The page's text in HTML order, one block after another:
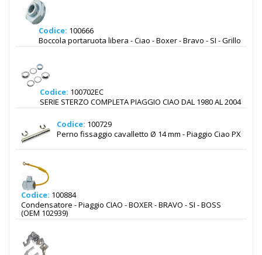
Codice: 100666
Boccola portaruota libera - Ciao - Boxer - Bravo - SI - Grillo
Codice: 100702EC
SERIE STERZO COMPLETA PIAGGIO CIAO DAL 1980 AL 2004
Codice: 100729
Perno fissaggio cavalletto Ø 14 mm - Piaggio Ciao PX
Codice: 100884
Condensatore - Piaggio CIAO - BOXER - BRAVO - SI - BOSS
(OEM 102939)